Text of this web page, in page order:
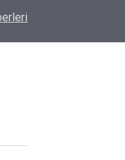
başlıyor: İlk kafile